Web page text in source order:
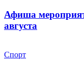
Афиша
августа
Спорт